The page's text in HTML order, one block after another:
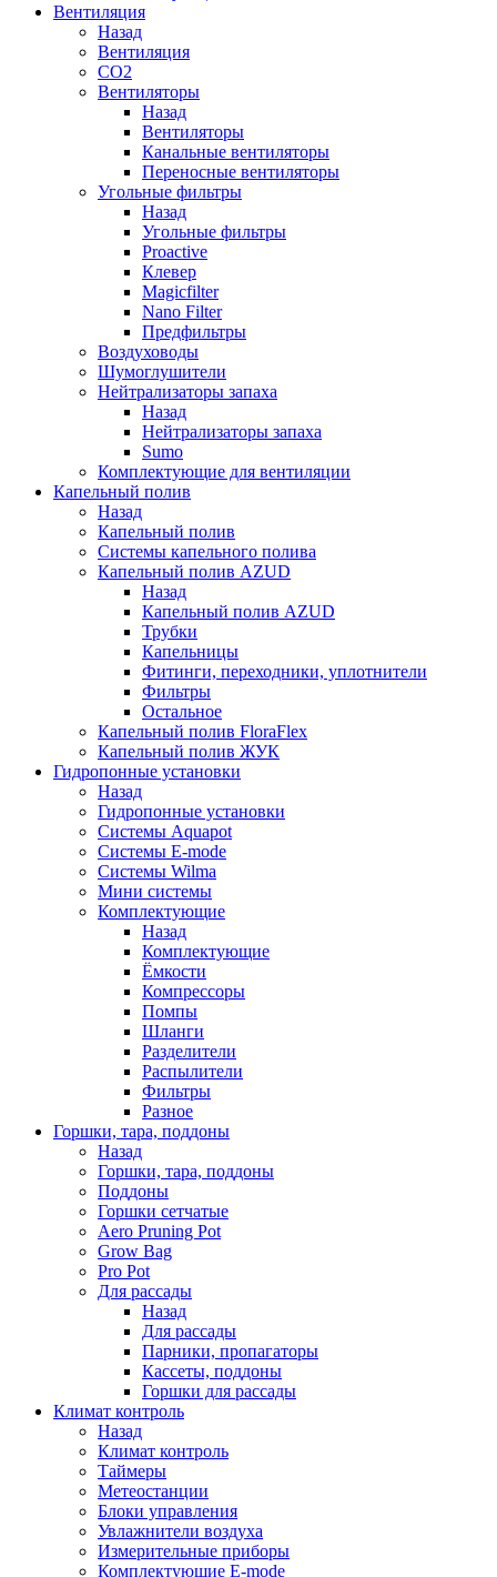
Вентиляция
Назад
Вентиляция
СО2
Вентиляторы
Назад
Вентиляторы
Канальные вентиляторы
Переносные вентиляторы
Угольные фильтры
Назад
Угольные фильтры
Proactive
Клевер
Magicfilter
Nano Filter
Предфильтры
Воздуховоды
Шумоглушители
Нейтрализаторы запаха
Назад
Нейтрализаторы запаха
Sumo
Комплектующие для вентиляции
Капельный полив
Назад
Капельный полив
Системы капельного полива
Капельный полив AZUD
Назад
Капельный полив AZUD
Трубки
Капельницы
Фитинги, переходники, уплотнители
Фильтры
Остальное
Капельный полив FloraFlex
Капельный полив ЖУК
Гидропонные установки
Назад
Гидропонные установки
Системы Aquapot
Системы E-mode
Системы Wilma
Мини системы
Комплектующие
Назад
Комплектующие
Ёмкости
Компрессоры
Помпы
Шланги
Разделители
Распылители
Фильтры
Разное
Горшки, тара, поддоны
Назад
Горшки, тара, поддоны
Поддоны
Горшки сетчатые
Aero Pruning Pot
Grow Bag
Pro Pot
Для рассады
Назад
Для рассады
Парники, пропагаторы
Кассеты, поддоны
Горшки для рассады
Климат контроль
Назад
Климат контроль
Таймеры
Метеостанции
Блоки управления
Увлажнители воздуха
Измерительные приборы
Комплектующие E-mode